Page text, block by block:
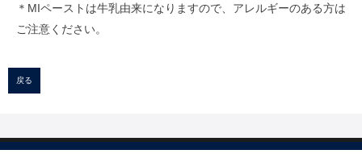
＊MIペーストは牛乳由来になりますので、アレルギーのある方は
ご注意ください。
戻る